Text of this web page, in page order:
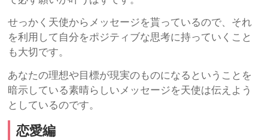
せっかく天使からメッセージを貰っているので、それ
を利用して自分をポジティブな思考に持っていくこと
も大切です。
あなたの理想や目標が現実のものになるということを
暗示している素晴らしいメッセージを天使は伝えよう
としているのです。
恋愛編